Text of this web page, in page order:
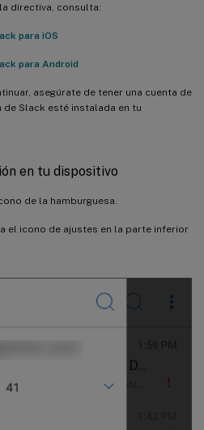
directiva, consulta:
para iOS
para Android
asegúrate de tener una cuenta de
Slack esté instalada en tu
en tu dispositivo
de la hamburguesa.
el icono de ajustes en la parte inferior